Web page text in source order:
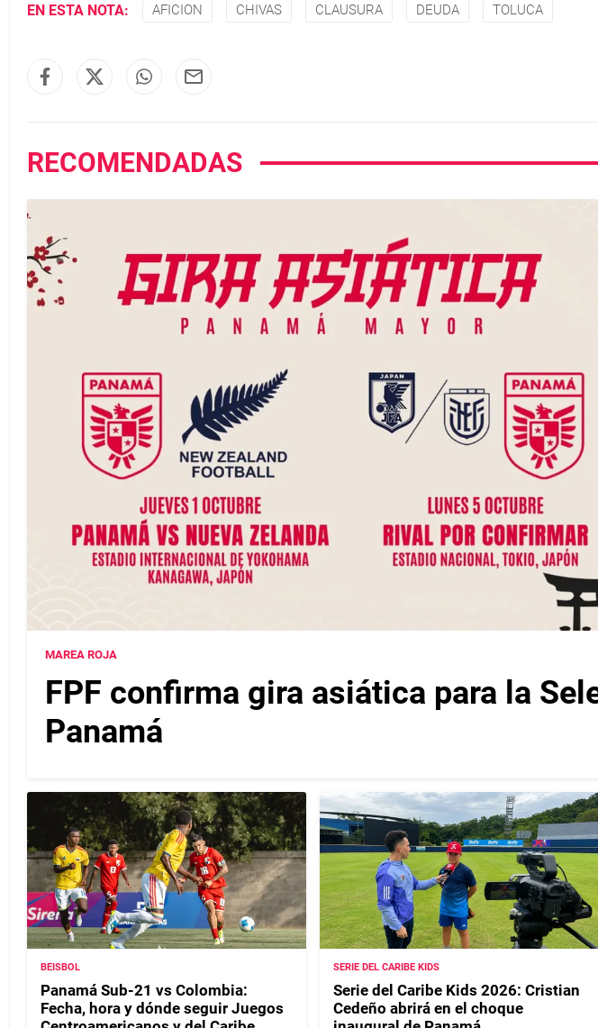
EN ESTA NOTA: AFICION CHIVAS CLAUSURA DEUDA TOLUCA
RECOMENDADAS
MAREA ROJA
FPF confirma gira asiática para la
Panamá
BEISBOL
Panamá Sub-21 vs Colombia:
Fecha, hora y dónde seguir Juegos
SERIE DEL CARIBE KIDS
Serie del Caribe Kids 2026: Cristian
Cedeño abrirá en el choque